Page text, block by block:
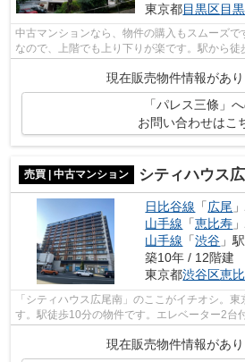
東京都目黒区目黒
中古マンションなら、物件の購入もスムーズ
なので、上階でも上り下りが楽です。駅から
現在販売物件情報があり
「パレス三條」
お問い合わせはこ
売買 | 中古マンション シティハウス
日比谷線 「広尾
山手線 「恵比寿
山手線 「渋谷 」
築10年 / 12階建
東京都渋谷区恵
「シティハウス広尾南」のここがイチオシ。
す。駅徒歩10分の物件です。エレベーター2台
現在販売物件情報があり